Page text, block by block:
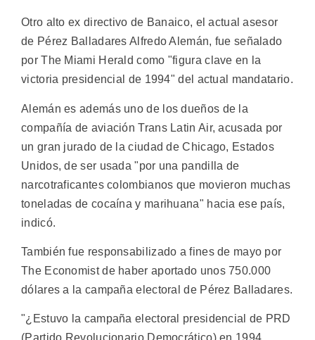
Otro alto ex directivo de Banaico, el actual asesor
de Pérez Balladares Alfredo Alemán, fue señalado
por The Miami Herald como "figura clave en la
victoria presidencial de 1994" del actual mandatario.
Alemán es además uno de los dueños de la
compañía de aviación Trans Latin Air, acusada por
un gran jurado de la ciudad de Chicago, Estados
Unidos, de ser usada "por una pandilla de
narcotraficantes colombianos que movieron muchas
toneladas de cocaína y marihuana" hacia ese país,
indicó.
También fue responsabilizado a fines de mayo por
The Economist de haber aportado unos 750.000
dólares a la campaña electoral de Pérez Balladares.
"¿Estuvo la campaña electoral presidencial de PRD